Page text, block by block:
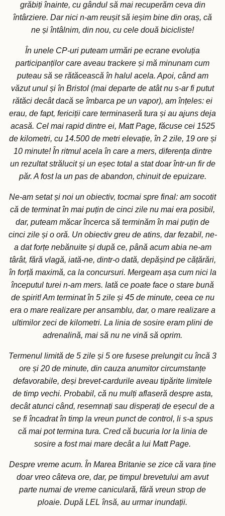
grăbiți înainte, cu gândul să mai recuperăm ceva din
întârziere. Dar nici n-am reușit să ieșim bine din oraș, că
ne și întâlnim, din nou, cu cele două bicicliste!
În unele CP-uri puteam urmări pe ecrane evoluția
participanților care aveau trackere și mă minunam cum
puteau să se rătăcească în halul acela. Apoi, când am
văzut unul și în Bristol (mai departe de atât nu s-ar fi putut
rătăci decât dacă se îmbarca pe un vapor), am înțeles: ei
erau, de fapt, fericiții care terminaseră tura și au ajuns deja
acasă. Cel mai rapid dintre ei, Matt Page, făcuse cei 1525
de kilometri, cu 14.500 de metri elevație, în 2 zile, 19 ore și
10 minute! În ritmul acela în care a mers, diferența dintre
un rezultat strălucit și un eșec total a stat doar într-un fir de
păr. A fost la un pas de abandon, chinuit de epuizare.
Ne-am setat și noi un obiectiv, tocmai spre final: am socotit
că de terminat în mai puțin de cinci zile nu mai era posibil,
dar, puteam măcar încerca să terminăm în mai puțin de
cinci zile și o oră. Un obiectiv greu de atins, dar fezabil, ne-
a dat forțe nebănuite și după ce, până acum abia ne-am
târât, fără vlagă, iată-ne, dintr-o dată, depășind pe cățărări,
în forță maximă, ca la concursuri. Mergeam așa cum nici la
începutul turei n-am mers. Iată ce poate face o stare bună
de spirit! Am terminat în 5 zile și 45 de minute, ceea ce nu
era o mare realizare per ansamblu, dar, o mare realizare a
ultimilor zeci de kilometri. La linia de sosire eram plini de
adrenalină, mai să nu ne vină să oprim.
Termenul limită de 5 zile și 5 ore fusese prelungit cu încă 3
ore și 20 de minute, din cauza anumitor circumstanțe
defavorabile, deși brevet-cardurile aveau tipărite limitele
de timp vechi. Probabil, că nu mulți aflaseră despre asta,
decât atunci când, resemnați sau disperați de eșecul de a
se fi încadrat în timp la vreun punct de control, li s-a spus
că mai pot termina tura. Cred că bucuria lor la linia de
sosire a fost mai mare decât a lui Matt Page.
Despre vreme acum. În Marea Britanie se zice că vara ține
doar vreo câteva ore, dar, pe timpul brevetului am avut
parte numai de vreme caniculară, fără vreun strop de
ploaie. După LEL însă, au urmar inundații.